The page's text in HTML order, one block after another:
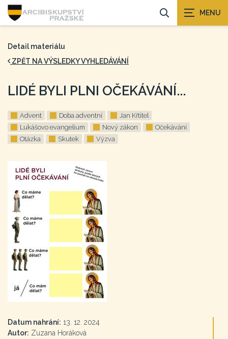
Detail materiálu
ZPĚT NA VÝSLEDKY VYHLEDÁVÁNÍ
LIDÉ BYLI PLNI OČEKÁVÁNÍ...
Advent Doba adventní
Jan Křtitel
Lukášovo evangelium
Nový zákon
Očekávání
Otázka
Skutek Výzva
Datum nahrání: 13. 12. 2024
Autor: Zuzana Horáková